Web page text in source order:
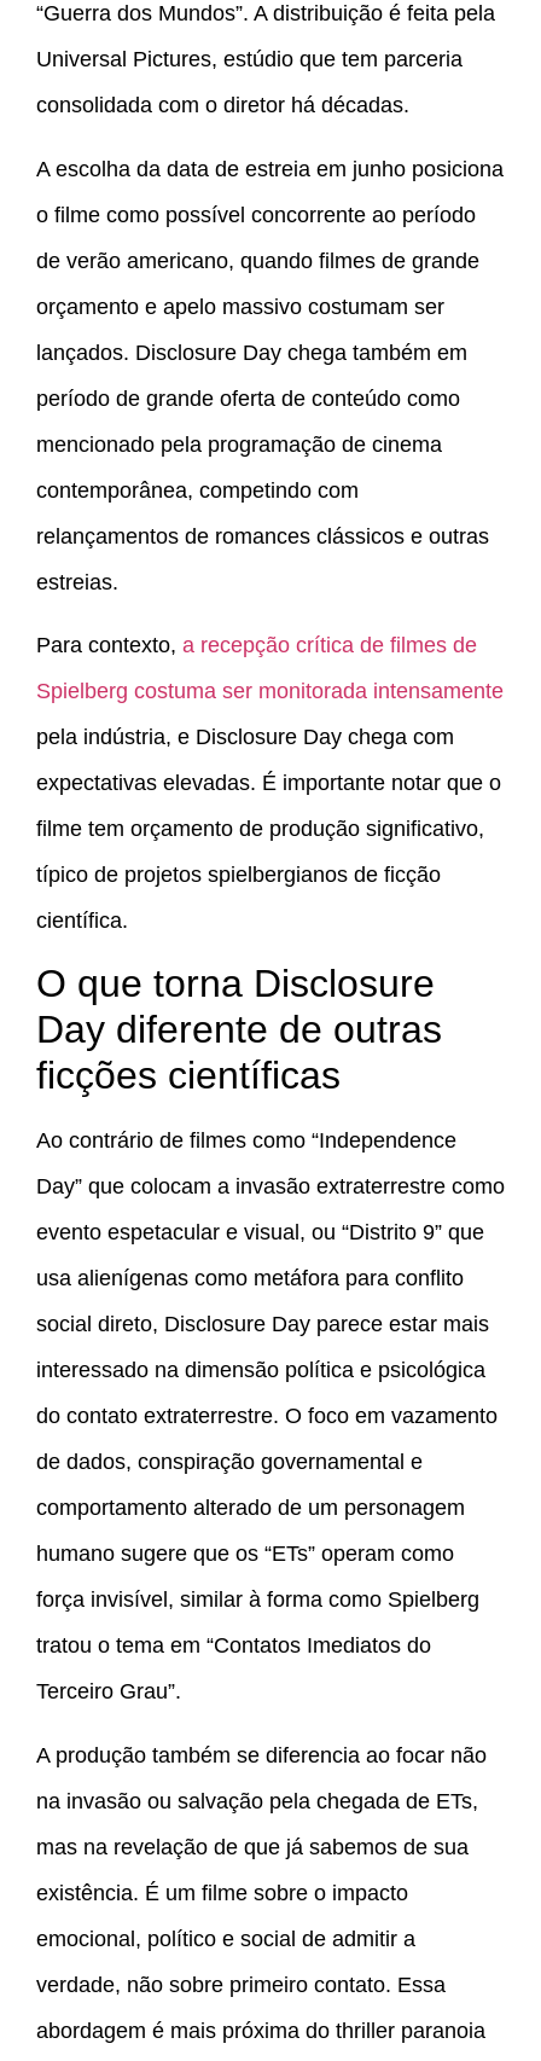
“Guerra dos Mundos”. A distribuição é feita pela
Universal Pictures, estúdio que tem parceria
consolidada com o diretor há décadas.
A escolha da data de estreia em junho posiciona
o filme como possível concorrente ao período
de verão americano, quando filmes de grande
orçamento e apelo massivo costumam ser
lançados. Disclosure Day chega também em
período de grande oferta de conteúdo como
mencionado pela programação de cinema
contemporânea, competindo com
relançamentos de romances clássicos e outras
estreias.
Para contexto, a recepção crítica de filmes de
Spielberg costuma ser monitorada intensamente
pela indústria, e Disclosure Day chega com
expectativas elevadas. É importante notar que o
filme tem orçamento de produção significativo,
típico de projetos spielbergianos de ficção
científica.
O que torna Disclosure
Day diferente de outras
ficções científicas
Ao contrário de filmes como “Independence
Day” que colocam a invasão extraterrestre como
evento espetacular e visual, ou “Distrito 9” que
usa alienígenas como metáfora para conflito
social direto, Disclosure Day parece estar mais
interessado na dimensão política e psicológica
do contato extraterrestre. O foco em vazamento
de dados, conspiração governamental e
comportamento alterado de um personagem
humano sugere que os “ETs” operam como
força invisível, similar à forma como Spielberg
tratou o tema em “Contatos Imediatos do
Terceiro Grau”.
A produção também se diferencia ao focar não
na invasão ou salvação pela chegada de ETs,
mas na revelação de que já sabemos de sua
existência. É um filme sobre o impacto
emocional, político e social de admitir a
verdade, não sobre primeiro contato. Essa
abordagem é mais próxima do thriller paranoia